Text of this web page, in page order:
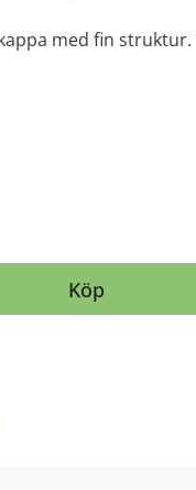
med fin struktur.
Köp